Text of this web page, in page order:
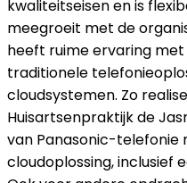
kwaliteitseisen en is
meegroeit met de
heeft ruime ervaring
traditionele
cloudsystemen. Zo
Huisartsenpraktijk de
van Panasonic-telefonie
cloudoplossing, inclusief